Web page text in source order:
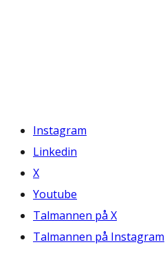
Instagram
Linkedin
X
Youtube
Talmannen på X
Talmannen på Instagram